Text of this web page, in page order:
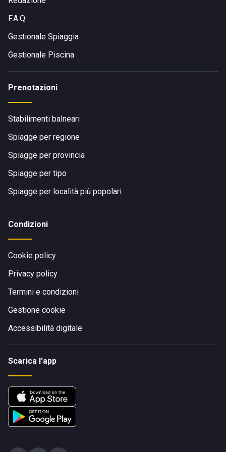
Visita il sito di
F.A.Q.
Gestionale Spiaggia
Gestionale Piscina
Prenotazioni
Stabilimenti balneari
Spiagge per regione
Spiagge per provincia
Spiagge per tipo
Spiagge per località più popolari
Condizioni
Cookie policy
Privacy policy
Termini e condizioni
Gestione cookie
Accessibilità digitale
Scarica l'app